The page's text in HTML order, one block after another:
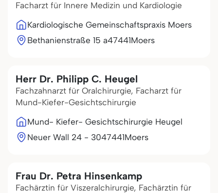
Facharzt für Innere Medizin und Kardiologie
Kardiologische Gemeinschaftspraxis Moers
Bethanienstraße 15 a47441Moers
Herr Dr. Philipp C. Heugel
Fachzahnarzt für Oralchirurgie, Facharzt für
Mund-Kiefer-Gesichtschirurgie
Mund- Kiefer- Gesichtschirurgie Heugel
Neuer Wall 24 - 3047441Moers
Frau Dr. Petra Hinsenkamp
Fachärztin für Viszeralchirurgie, Fachärztin für